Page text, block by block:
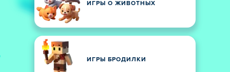
ИГРЫ О ЖИВОТНЫХ
ИГРЫ БРОДИЛКИ